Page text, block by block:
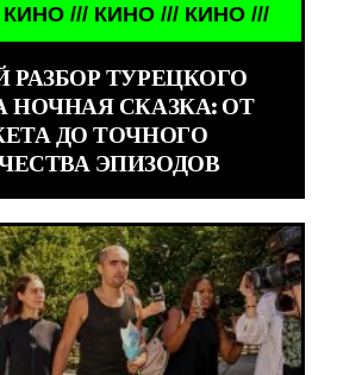
/// КИНО /// КИНО ///
ТУРЕЦКОГО
НОЧНАЯ СКАЗКА: ОТ
ДО ТОЧНОГО
ЭПИЗОДОВ